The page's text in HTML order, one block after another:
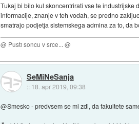
Tukaj bi bilo kul skoncentrirati vse te industrijske
informacije, znanje v teh vodah, se predno
smatrajo podjetja sistemskega admina za to, da
@ Pusti soncu v srce... @
SeMiNeSanja
:: 18. apr 2019, 09:38
@Smesko - predvsem se mi zdi, da fakultete